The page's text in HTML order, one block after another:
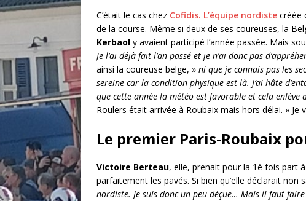
C’était le cas chez Cofidis. L’équipe nordiste créée
de la course. Même si deux de ses coureuses, la
Kerbaol y avaient participé l’année passée. Mais
Je l’ai déjà fait l’an passé et je n’ai donc pas
ainsi la coureuse belge, » ni que je connais pas les
sereine car la condition physique est là. J’ai hâte
que cette année la météo est favorable et cela enlève
Roulers était arrivée à Roubaix mais hors délai. » Je
Le premier Paris-Roubaix
Victoire Berteau, elle, prenait pour la 1è fois part
parfaitement les pavés. Si bien qu’elle déclarait non
nordiste. Je suis donc un peu déçue… Mais il faut